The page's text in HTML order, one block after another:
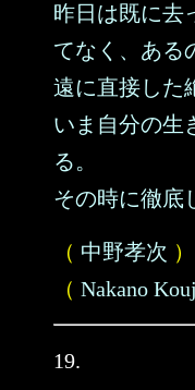
昨日は既に去
てなく、ある
遠に直接した
いま自分の生
る。
その時に徹底
（ 中野孝次 ）
（ Nakano
19.